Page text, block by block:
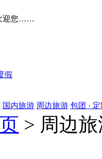
迎您……
假
国内旅游 周边旅游 包团 ·
> 周边